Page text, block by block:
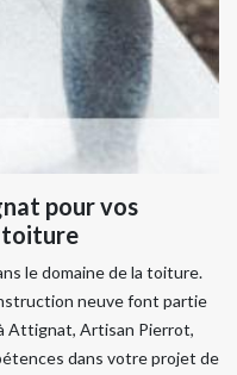
pour vos
toiture
le domaine de la toiture.
neuve font partie
Attignat, Artisan Pierrot,
dans votre projet de